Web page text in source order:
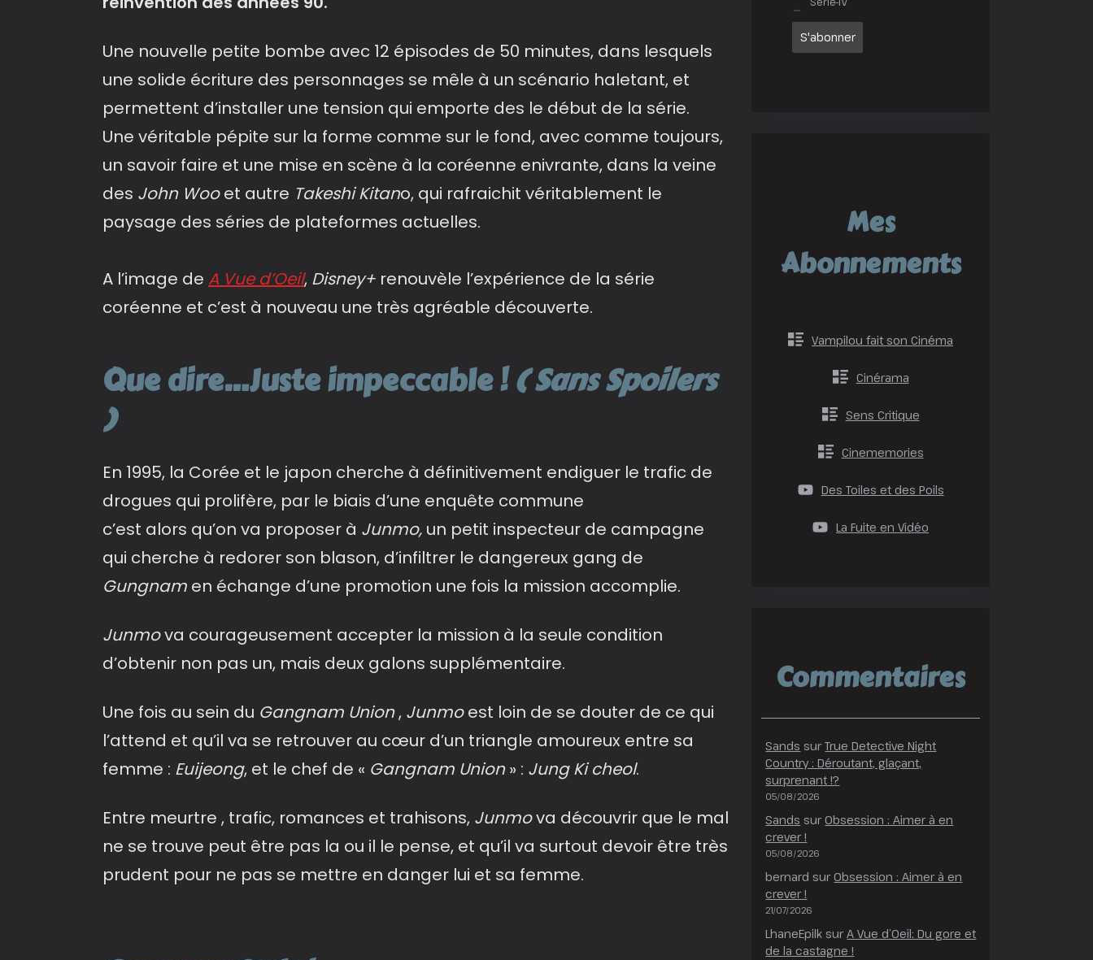
Une nouvelle petite bombe avec 12 épisodes de 50 minutes, dans lesquels
une solide écriture des personnages se mêle à un scénario haletant, et
permettent d’installer une tension qui emporte des le début de la série.
Une véritable pépite sur la forme comme sur le fond, avec comme toujours,
un savoir faire et une mise en scène à la coréenne enivrante, dans la veine
des John Wooet autre Takeshi Kitano, qui rafraichit véritablement le
paysage des séries de plateformes actuelles.
A l’image de A Vue d’Oeil, Disney+ renouvèle l’expérience de la série
coréenne et c’est à nouveau une très agréable découverte.
Que dire…Juste impeccable !( Sans Spoilers
)
En 1995, la Corée et le japon cherche à définitivement endiguer le trafic de
drogues qui prolifère, par le biais d’une enquête commune
c’est alors qu’on va proposer à Junmo, un petit inspecteur de campagne
qui cherche à redorer son blason, d’infiltrer le dangereux gang de
Gungnam en échange d’une promotion une fois la mission accomplie.
Junmova courageusement accepter la mission à la seule condition
d’obtenir non pas un, mais deux galons supplémentaire.
Une fois au sein du Gangnam Union, Junmoest loin de se douter de ce qui
l’attend et qu’il va se retrouver au cœur d’un triangle amoureux entre sa
femme : Euijeong, et le chef de « Gangnam Union» : Jung Ki cheol.
Entre meurtre , trafic, romances et trahisons, Junmova découvrir que le mal
ne se trouve peut être pas la ou il le pense, et qu’il va surtout devoir être très
prudent pour ne pas se mettre en danger lui et sa femme.
Mes
Abonnements
Vampilou fait son Cinéma
Cinérama
Sens Critique
Cinememories
Des Toiles et des Poils
La Fuite en Vidéo
Commentaires
Sands surTrue Detective Night
Country : Déroutant, glaçant,
surprenant !?
05/08/2026
Sands surObsession : Aimer à en
crever !
05/08/2026
bernard surObsession : Aimer à en
crever !
21/07/2026
LhaneEpilk surA Vue d’Oeil: Du gore et
de la castagne !